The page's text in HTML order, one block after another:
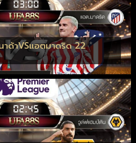
าด้าVSแอตมาดริด 22